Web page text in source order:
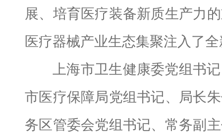
展、培育医疗装备新质生产力
医疗器械产业生态集聚注入了
上海市卫生健康委党组书
市医疗保障局党组书记、局长
务区管委会党组书记、常务副